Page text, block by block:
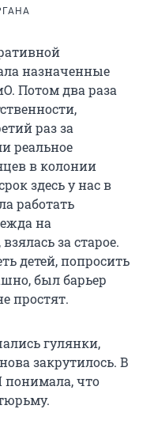
назначенные
Потом два раза
раз за
реальное
в колонии
здесь у нас в
работать
на
за старое.
детей, попросить
был барьер
простят.
гулянки,
закрутилось. В
понимала, что